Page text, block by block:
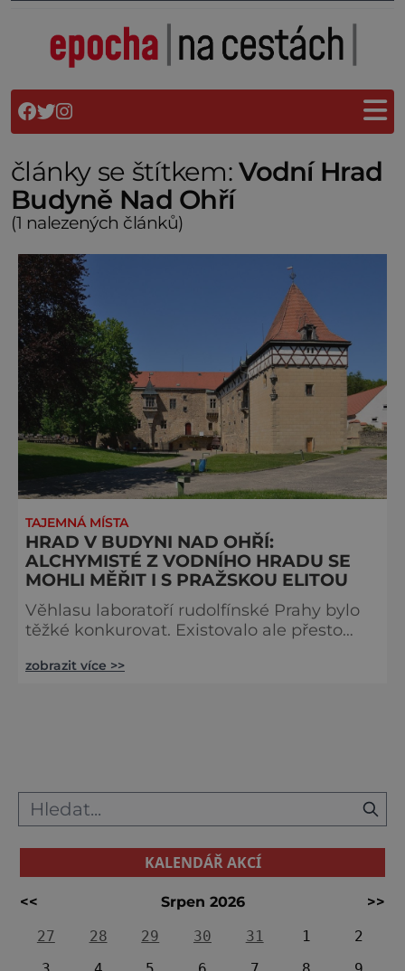
články se štítkem:Vodní Hrad
Budyně Nad Ohří
(1 nalezených článků)
TAJEMNÁ MÍSTA
HRAD V BUDYNI NAD OHŘÍ:
ALCHYMISTÉ Z VODNÍHO HRADU SE
MOHLI MĚŘIT I S PRAŽSKOU ELITOU
Věhlasu laboratoří rudolfínské Prahy bylo
těžké konkurovat. Existovalo ale přesto
kteří se mohli s těmi pražskými měřit? Ano
zlato! Podařilo se, vyrobil jsem zlato!“
zobrazit více >>
KALENDÁŘ AKCÍ
<< Srpen 2026
>>
27
28 29 30 31 1
2